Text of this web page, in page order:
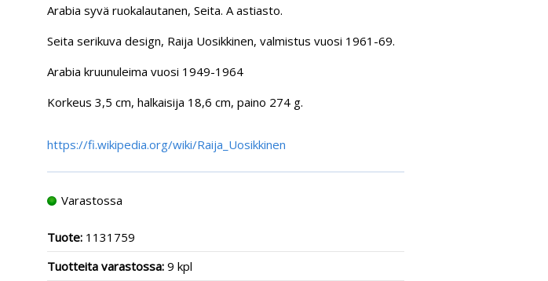
Arabia syvä ruokalautanen, Seita. A astiasto.
Seita serikuva design, Raija Uosikkinen, valmistus vuosi 1961-69.
Arabia kruunuleima vuosi 1949-1964
Korkeus 3,5 cm, halkaisija 18,6 cm, paino 274 g.
https://fi.wikipedia.org/wiki/Raija_Uosikkinen
Varastossa
Tuote: 1131759
Tuotteita varastossa: 9 kpl